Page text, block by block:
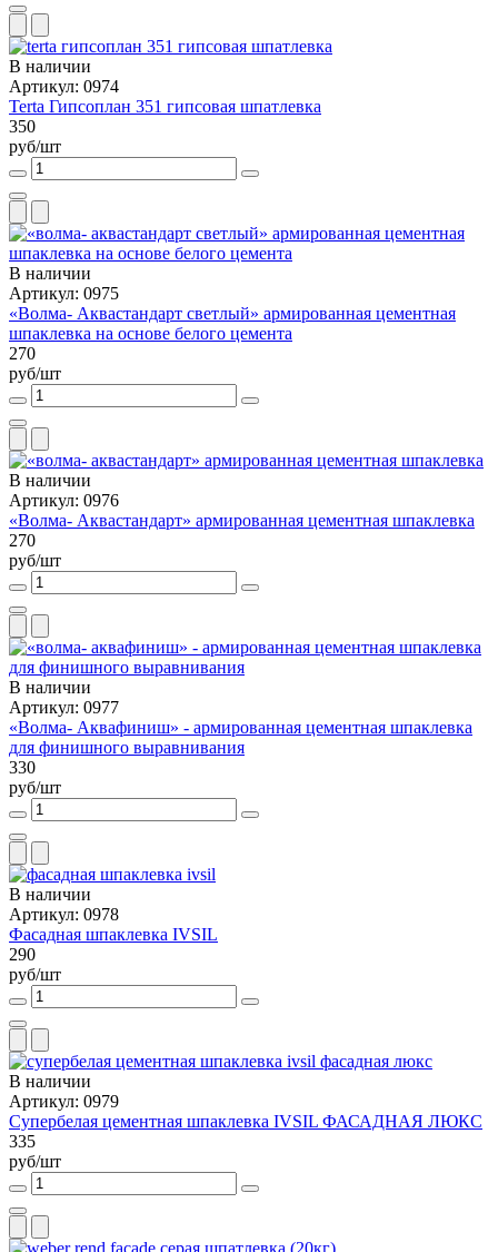
В наличии
Артикул: 0974
Terta Гипсоплан 351 гипсовая шпатлевка
350
руб/шт
В наличии
Артикул: 0975
«Волма- Аквастандарт светлый» армированная цементная
шпаклевка на основе белого цемента
270
руб/шт
В наличии
Артикул: 0976
«Волма- Аквастандарт» армированная цементная шпаклевка
270
руб/шт
В наличии
Артикул: 0977
«Волма- Аквафиниш» - армированная цементная шпаклевка
для финишного выравнивания
330
руб/шт
В наличии
Артикул: 0978
Фасадная шпаклевка IVSIL
290
руб/шт
В наличии
Артикул: 0979
Супербелая цементная шпаклевка IVSIL ФАСАДНАЯ ЛЮКС
335
руб/шт